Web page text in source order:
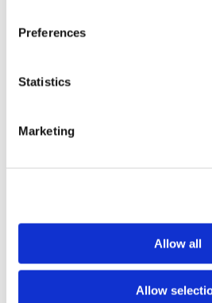
Preferences
Statistics
Marketing
Allow all
Allow
Lars ”Lasse”